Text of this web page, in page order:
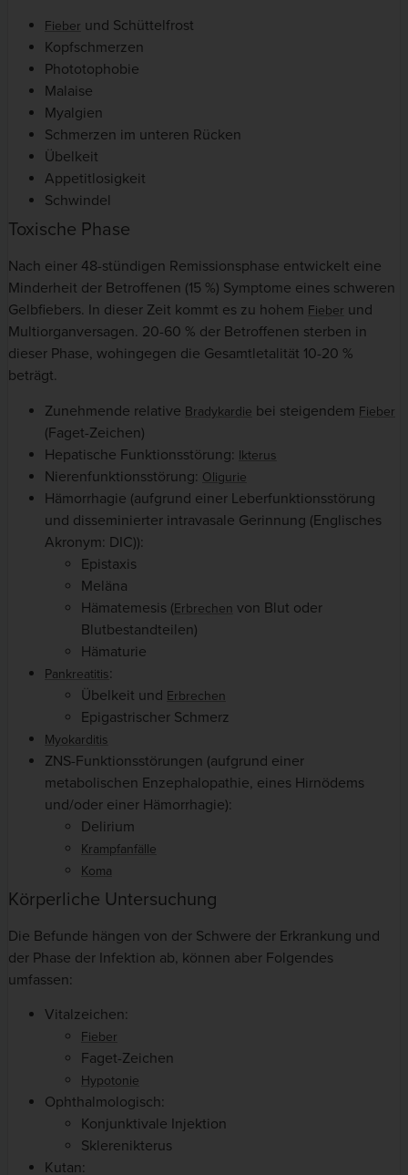
Fieber und Schüttelfrost
Kopfschmerzen
Phototophobie
Malaise
Myalgien
Schmerzen im unteren Rücken
Übelkeit
Appetitlosigkeit
Schwindel
Toxische Phase
Nach einer 48-stündigen Remissionsphase entwickelt eine
Minderheit der Betroffenen (15 %) Symptome eines schweren
Gelbfiebers. In dieser Zeit kommt es zu hohem Fieber und
Multiorganversagen. 20-60 % der Betroffenen sterben in
dieser Phase, wohingegen die Gesamtletalität 10-20 %
beträgt.
Zunehmende relative Bradykardie bei steigendem Fieber
(Faget-Zeichen)
Hepatische Funktionsstörung: Ikterus
Nierenfunktionsstörung: Oligurie
Hämorrhagie (aufgrund einer Leberfunktionsstörung
und disseminierter intravasale Gerinnung (Englisches
Akronym: DIC)):
Epistaxis
Meläna
Hämatemesis (Erbrechen von Blut oder
Blutbestandteilen)
Hämaturie
Pankreatitis:
Übelkeit und Erbrechen
Epigastrischer Schmerz
Myokarditis
ZNS-Funktionsstörungen (aufgrund einer
metabolischen Enzephalopathie, eines Hirnödems
und/oder einer Hämorrhagie):
Delirium
Krampfanfälle
Koma
Körperliche Untersuchung
Die Befunde hängen von der Schwere der Erkrankung und
der Phase der Infektion ab, können aber Folgendes
umfassen:
Vitalzeichen:
Fieber
Faget-Zeichen
Hypotonie
Ophthalmologisch:
Konjunktivale Injektion
Sklerenikterus
Kutan: